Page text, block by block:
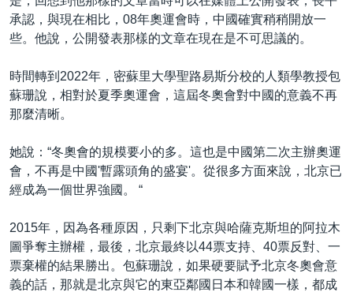
承認，與現在相比，08年奧運會時，中國確實稍稍開放一
些。他說，公開發表那樣的文章在現在是不可思議的。
時間轉到2022年，密蘇里大學聖路易斯分校的人類學教授包
蘇珊說，相對於夏季奧運會，這屆冬奧會對中國的意義不再
那麼清晰。
她說：“冬奧會的規模要小的多。這也是中國第二次主辦奧運
會，不再是中國'暫露頭角的盛宴'。從很多方面來說，北京已
經成為一個世界強國。 “
2015年，因為各種原因，只剩下北京與哈薩克斯坦的阿拉木
圖爭奪主辦權，最後，北京最終以44票支持、40票反對、一
票棄權的結果勝出。包蘇珊說，如果硬要賦予北京冬奧會意
義的話，那就是北京與它的東亞鄰國日本和韓國一樣，都成